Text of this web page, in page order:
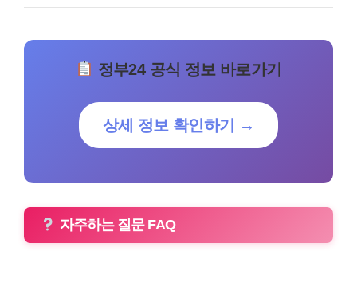
정부24 공식 정보 바로가기
상세 정보 확인하기 →
자주하는 질문 FAQ